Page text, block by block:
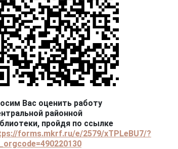
Вас оценить работу
районной
пройдя по ссылке
forms.mkrf.ru/e/2579/xTPLeBU7/?